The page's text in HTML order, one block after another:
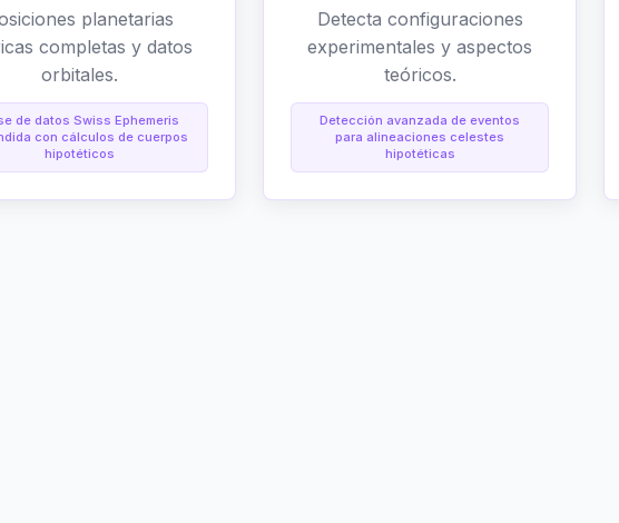
planetarias
completas y datos
orbitales.
de datos Swiss Ephemeris
con cálculos de cuerpos
hipotéticos
Detecta configuraciones
experimentales y aspectos
teóricos.
Detección avanzada de eventos
para alineaciones celestes
hipotéticas